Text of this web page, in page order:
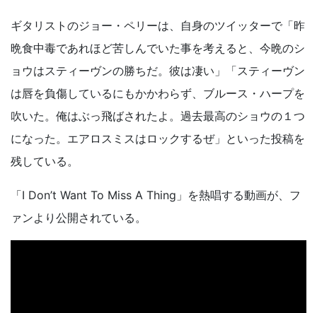
ギタリストのジョー・ペリーは、自身のツイッターで「昨
晩食中毒であれほど苦しんでいた事を考えると、今晩のシ
ョウはスティーヴンの勝ちだ。彼は凄い」「スティーヴン
は唇を負傷しているにもかかわらず、ブルース・ハープを
吹いた。俺はぶっ飛ばされたよ。過去最高のショウの１つ
になった。エアロスミスはロックするぜ」といった投稿を
残している。
「I Don’t Want To Miss A Thing」を熱唱する動画が、フ
ァンより公開されている。